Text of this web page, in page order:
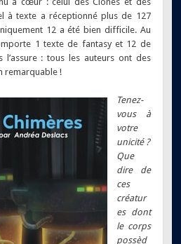
à texte a réceptionné plus de 127
12 a été bien difficile. Au
1 texte de fantasy et 12 de
l’assure : tous les auteurs ont des
remarquable !
Tenez-
vous à
votre
unicité ?
Que
dire de
ces
créatur
es dont
le corps
possèd